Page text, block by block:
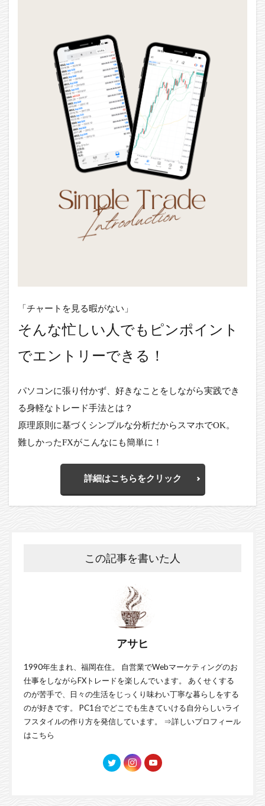
「チャートを見る暇がない」
そんな忙しい人でもピンポイント
でエントリーできる！
パソコンに張り付かず、好きなことをしながら実践でき
る身軽なトレード手法とは？
原理原則に基づくシンプルな分析だからスマホでOK。
難しかったFXがこんなにも簡単に！
詳細はこちらをクリック
この記事を書いた人
アサヒ
1990年生まれ、福岡在住。 自営業でWebマーケティングのお
仕事をしながらFXトレードを楽しんでいます。 あくせくする
のが苦手で、日々の生活をじっくり味わい丁寧な暮らしをする
のが好きです。 PC1台でどこでも生きていける自分らしいライ
フスタイルの作り方を発信しています。 ⇒詳しいプロフィール
はこちら